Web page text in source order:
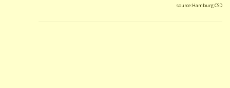
source:Hamburg CSD